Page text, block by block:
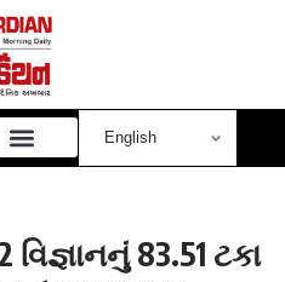
વિજ્ઞાનનું 83.51 ટકા